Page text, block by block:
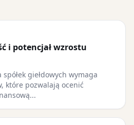
i potencjał wzrostu
giełdowych wymaga
które pozwalają ocenić